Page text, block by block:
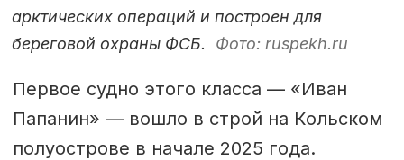
арктических операций и построен для
береговой охраны ФСБ.
Фото: ruspekh.ru
Первое судно этого класса — «Иван
Папанин» — вошло в строй на Кольском
полуострове в начале 2025 года.